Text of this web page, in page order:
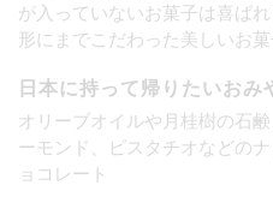
が入っていないお菓子は喜ば
形にまでこだわった美しいお菓
日本に持って帰りたいおみ
オリーブオイルや月桂樹の石
ーモンド、ピスタチオなどの
ョコレート